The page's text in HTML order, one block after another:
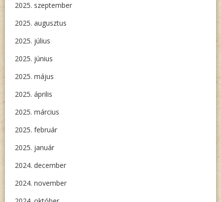
2025. szeptember
2025. augusztus
2025. július
2025. június
2025. május
2025. április
2025. március
2025. február
2025. január
2024. december
2024. november